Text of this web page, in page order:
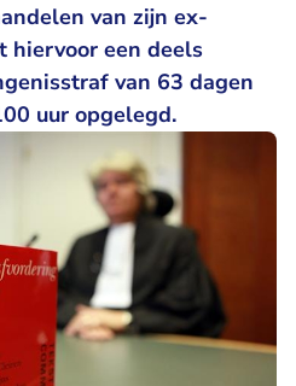
van zijn ex-
hiervoor een deels
van 63 dagen
uur opgelegd.